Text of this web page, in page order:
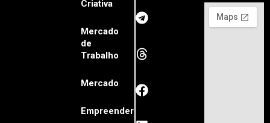
Criativa
Mercado
de
Trabalho
Mercado
Empreender